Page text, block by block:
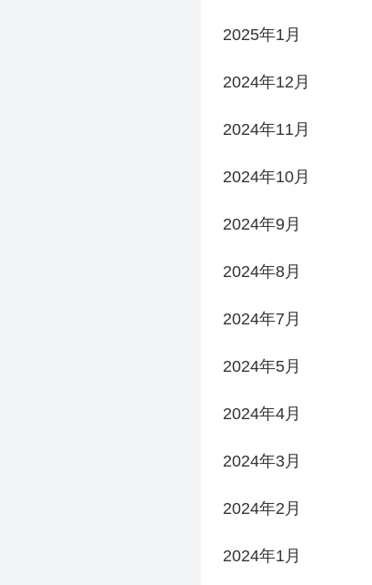
2025年1月
2024年12月
2024年11月
2024年10月
2024年9月
2024年8月
2024年7月
2024年5月
2024年4月
2024年3月
2024年2月
2024年1月